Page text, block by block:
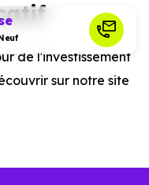
de l'investissement
sur notre site